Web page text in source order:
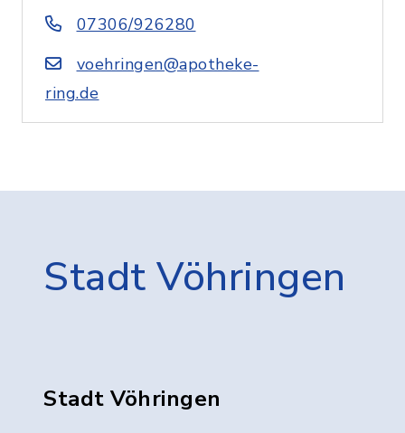
07306/926280
voehringen@apotheke-
ring.de
Stadt Vöhringen
Stadt Vöhringen